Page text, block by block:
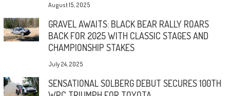
August 15, 2025
GRAVEL AWAITS: BLACK BEAR RALLY ROARS
BACK FOR 2025 WITH CLASSIC STAGES AND
CHAMPIONSHIP STAKES
July 24, 2025
SENSATIONAL SOLBERG DEBUT SECURES 100TH